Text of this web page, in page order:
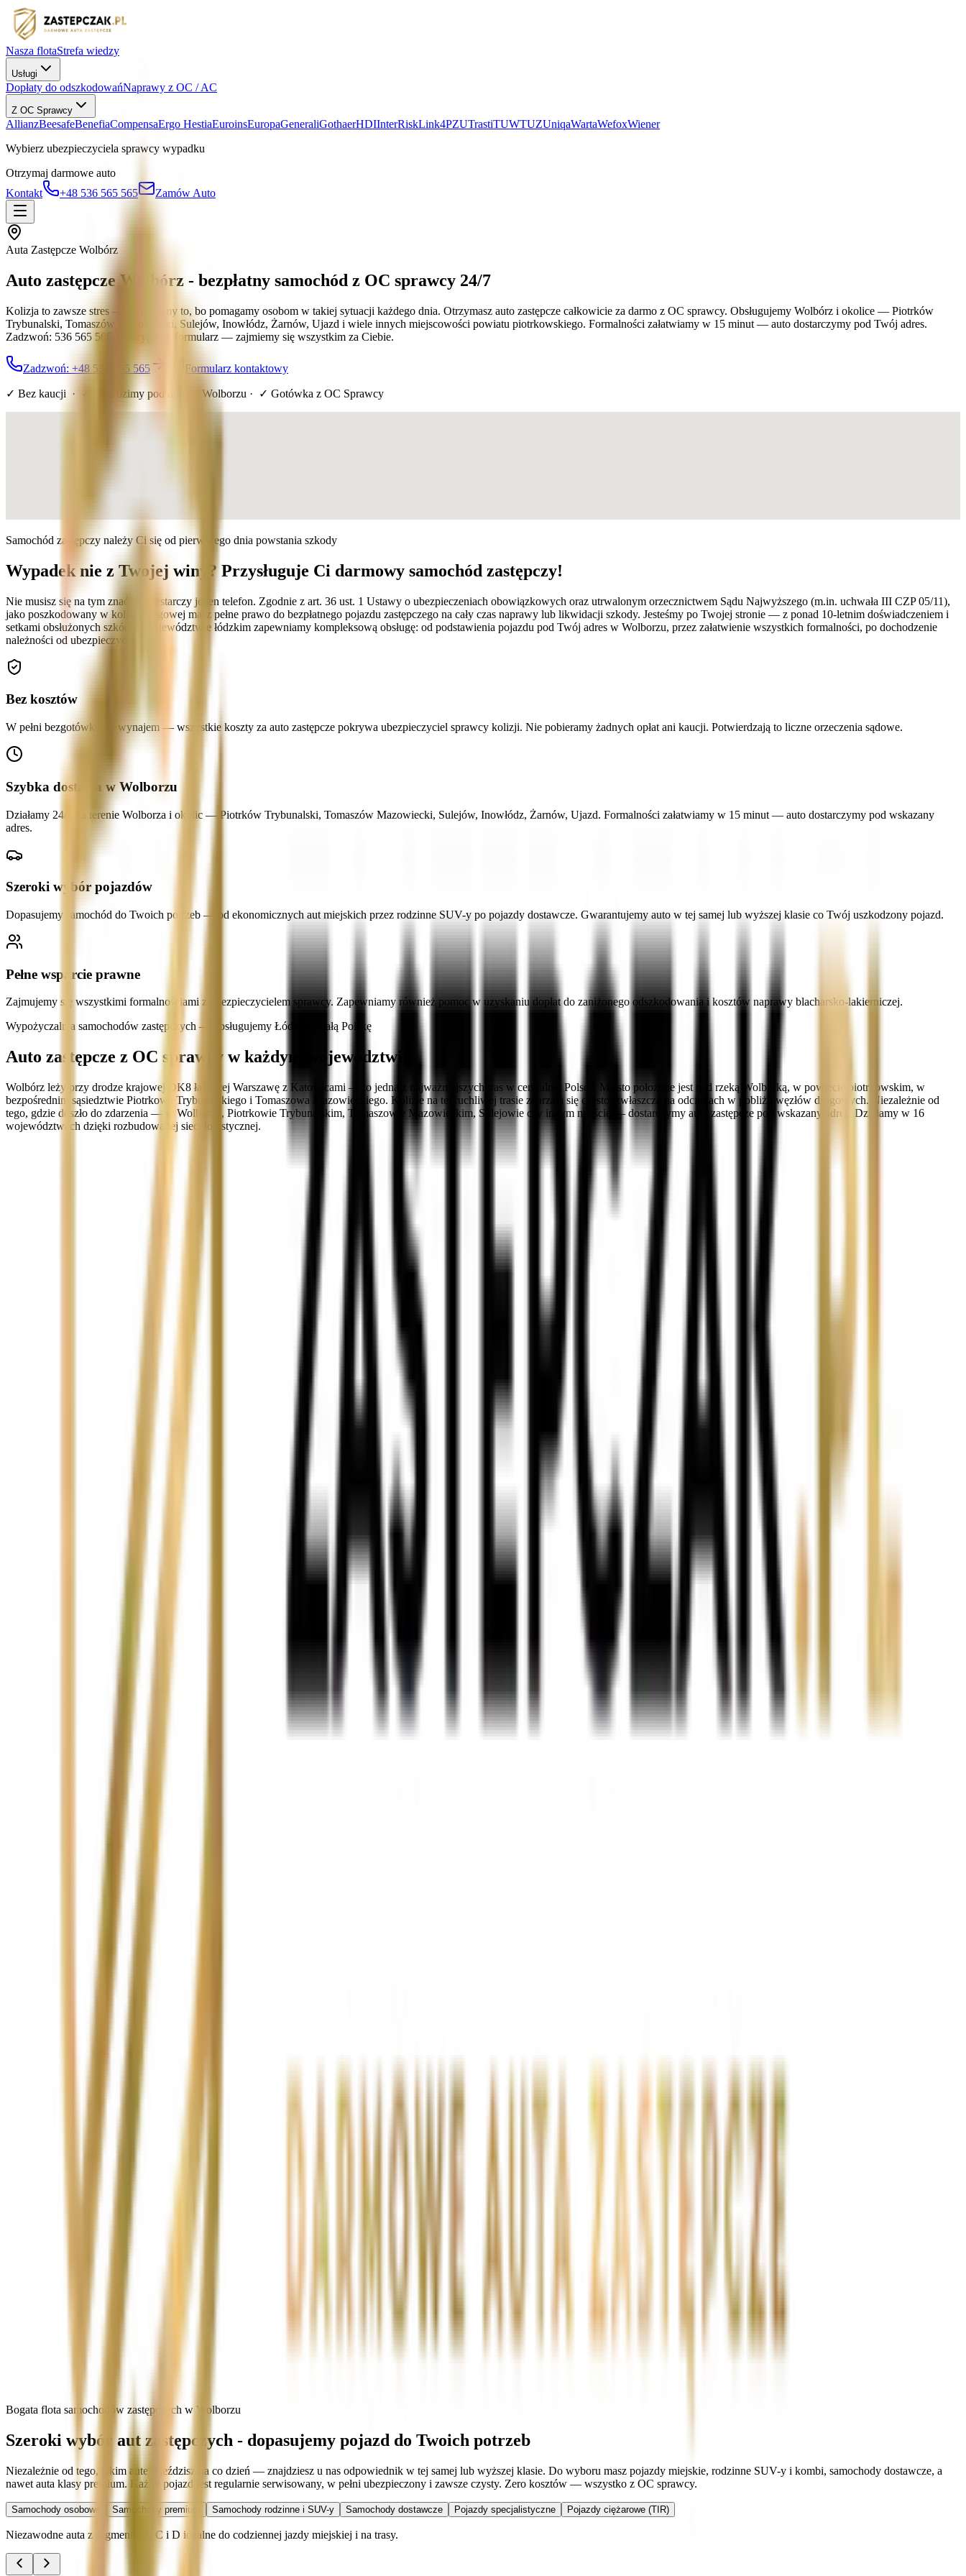
Nasza flotaStrefa wiedzy
Usługi
Dopłaty do odszkodowańNaprawy z OC / AC
Z OC Sprawcy
AllianzBeesafeBenefiaCompensaErgo HestiaEuroinsEuropaGeneraliGothaerHDIInterRiskLink4PZUTrastiTUWTUZUniqaWartaWefoxWiener
Wybierz ubezpieczyciela sprawcy wypadku
Otrzymaj darmowe auto
Kontakt
+48 536 565 565 Zamów Auto
Auta Zastępcze Wolbórz
Auto zastępcze Wolbórz - bezpłatny samochód z OC sprawcy 24/7
Kolizja to zawsze stres — rozumiemy to, bo pomagamy osobom w takiej sytuacji każdego dnia. Otrzymasz auto zastępcze całkowicie za darmo z OC sprawcy. Obsługujemy Wolbórz i okolice — Piotrków
Trybunalski, Tomaszów Mazowiecki, Sulejów, Inowłódz, Żarnów, Ujazd i wiele innych miejscowości powiatu piotrkowskiego. Formalności załatwiamy w 15 minut — auto dostarczymy pod Twój adres.
Zadzwoń: 536 565 565 lub wypełnij formularz — zajmiemy się wszystkim za Ciebie.
Zadzwoń: +48 536 565 565 Formularz kontaktowy
✓ Bez kaucji · ✓ Dowozimy pod dom w Wolborzu · ✓ Gotówka z OC Sprawcy
Samochód zastępczy należy Ci się od pierwszego dnia powstania szkody
Wypadek nie z Twojej winy? Przysługuje Ci darmowy samochód zastępczy!
Nie musisz się na tym znać — wystarczy jeden telefon. Zgodnie z art. 36 ust. 1 Ustawy o ubezpieczeniach obowiązkowych oraz utrwalonym orzecznictwem Sądu Najwyższego (m.in. uchwała III CZP 05/11),
jako poszkodowany w kolizji drogowej masz pełne prawo do bezpłatnego pojazdu zastępczego na cały czas naprawy lub likwidacji szkody. Jesteśmy po Twojej stronie — z ponad 10-letnim doświadczeniem i
setkami obsłużonych szkód w województwie łódzkim zapewniamy kompleksową obsługę: od podstawienia pojazdu pod Twój adres w Wolborzu, przez załatwienie wszystkich formalności, po dochodzenie
należności od ubezpieczyciela.
Bez kosztów
W pełni bezgotówkowy wynajem — wszystkie koszty za auto zastępcze pokrywa ubezpieczyciel sprawcy kolizji. Nie pobieramy żadnych opłat ani kaucji. Potwierdzają to liczne orzeczenia sądowe.
Szybka dostawa w Wolborzu
Działamy 24/7 na terenie Wolborza i okolic — Piotrków Trybunalski, Tomaszów Mazowiecki, Sulejów, Inowłódz, Żarnów, Ujazd. Formalności załatwiamy w 15 minut — auto dostarczymy pod wskazany
adres.
Szeroki wybór pojazdów
Dopasujemy samochód do Twoich potrzeb — od ekonomicznych aut miejskich przez rodzinne SUV-y po pojazdy dostawcze. Gwarantujemy auto w tej samej lub wyższej klasie co Twój uszkodzony pojazd.
Pełne wsparcie prawne
Zajmujemy się wszystkimi formalnościami z ubezpieczycielem sprawcy. Zapewniamy również pomoc w uzyskaniu dopłat do zaniżonego odszkodowania i kosztów naprawy blacharsko-lakierniczej.
Wypożyczalnia samochodów zastępczych — obsługujemy Łódzkie i całą Polskę
Auto zastępcze z OC sprawcy w każdym województwie
Wolbórz leży przy drodze krajowej DK8 łączącej Warszawę z Katowicami — to jedna z najważniejszych tras w centralnej Polsce. Miasto położone jest nad rzeką Wolbórką, w powiecie piotrkowskim, w
bezpośrednim sąsiedztwie Piotrkowa Trybunalskiego i Tomaszowa Mazowieckiego. Kolizje na tej ruchliwej trasie zdarzają się często, zwłaszcza na odcinkach w pobliżu węzłów drogowych. Niezależnie od
tego, gdzie doszło do zdarzenia — w Wolborzu, Piotrkowie Trybunalskim, Tomaszowie Mazowieckim, Sulejowie czy innym mieście — dostarczymy auto zastępcze pod wskazany adres. Działamy w 16
województwach dzięki rozbudowanej sieci logistycznej.
Bogata flota samochodów zastępczych w Wolborzu
Szeroki wybór aut zastępczych - dopasujemy pojazd do Twoich potrzeb
Niezależnie od tego, jakim autem jeździsz na co dzień — znajdziesz u nas odpowiednik w tej samej lub wyższej klasie. Do wyboru masz pojazdy miejskie, rodzinne SUV-y i kombi, samochody dostawcze, a
nawet auta klasy premium. Każdy pojazd jest regularnie serwisowany, w pełni ubezpieczony i zawsze czysty. Zero kosztów — wszystko z OC sprawcy.
Samochody osobowe Samochody premium Samochody rodzinne i SUV-y Samochody dostawcze Pojazdy specjalistyczne Pojazdy ciężarowe (TIR)
Niezawodne auta z segmentu B, C i D idealne do codziennej jazdy miejskiej i na trasy.